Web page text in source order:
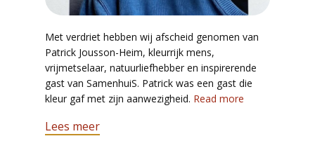
Met verdriet hebben wij afscheid genomen van
Patrick Jousson-Heim, kleurrijk mens,
vrijmetselaar, natuurliefhebber en inspirerende
gast van SamenhuiS. Patrick was een gast die
kleur gaf met zijn aanwezigheid. Read more
Lees meer